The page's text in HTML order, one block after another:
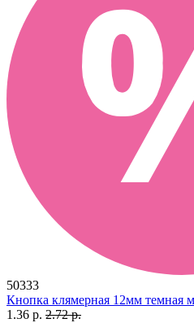
50333
Кнопка клямерная 12мм темная
1.36 р. 2.72 р.